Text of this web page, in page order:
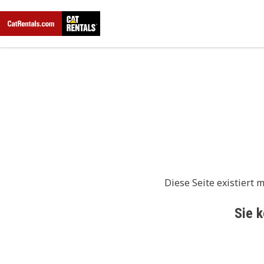
Diese Seite existiert
Sie